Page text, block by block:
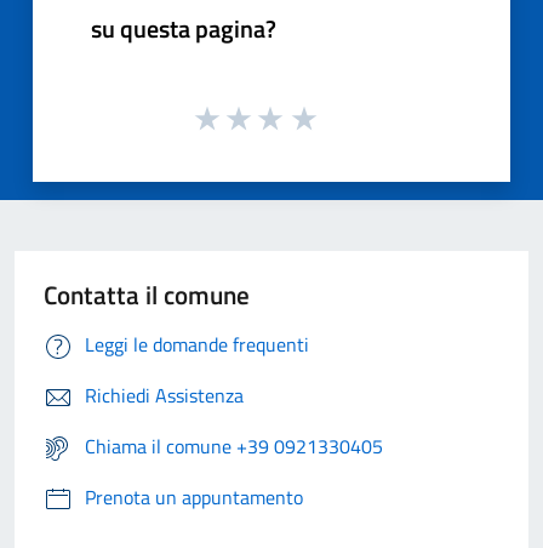
su questa pagina?
Contatta il comune
Leggi le domande frequenti
Richiedi Assistenza
Chiama il comune +39 0921330405
Prenota un appuntamento